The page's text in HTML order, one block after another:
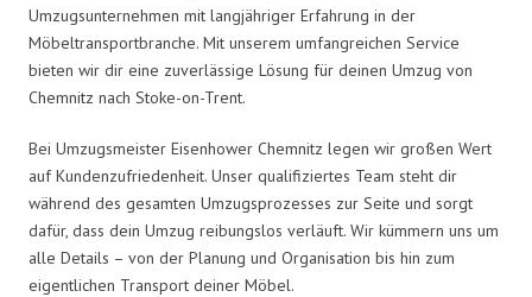
Umzugsunternehmen mit langjähriger Erfahrung in der
Möbeltransportbranche. Mit unserem umfangreichen Service
bieten wir dir eine zuverlässige Lösung für deinen Umzug von
Chemnitz nach Stoke-on-Trent.
Bei Umzugsmeister Eisenhower Chemnitz legen wir großen Wert
auf Kundenzufriedenheit. Unser qualifiziertes Team steht dir
während des gesamten Umzugsprozesses zur Seite und sorgt
dafür, dass dein Umzug reibungslos verläuft. Wir kümmern uns um
alle Details – von der Planung und Organisation bis hin zum
eigentlichen Transport deiner Möbel.